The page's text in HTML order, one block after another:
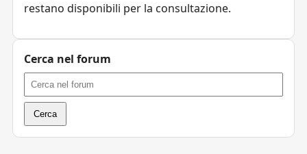
restano disponibili per la consultazione.
Cerca nel forum
Cerca